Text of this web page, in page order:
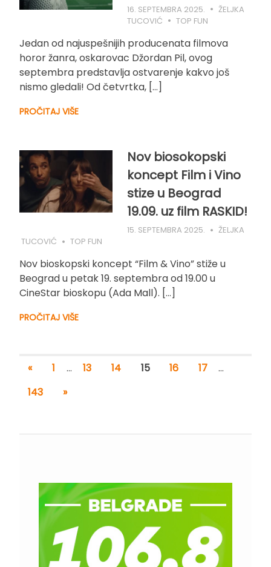
16. SEPTEMBRA 2025.
ŽELJKA
TUCOVIĆ
TOP FUN
Jedan od najuspešnijih producenata filmova
horor žanra, oskarovac Džordan Pil, ovog
septembra predstavlja ostvarenje kakvo još
nismo gledali! Od četvrtka, […]
PROČITAJ VIŠE
Nov biosokopski
koncept Film i Vino
stize u Beograd
19.09. uz film RASKID!
15. SEPTEMBRA 2025.
ŽELJKA
TUCOVIĆ
TOP FUN
Nov bioskopski koncept “Film & Vino” stiže u
Beograd u petak 19. septembra od 19.00 u
CineStar bioskopu (Ada Mall). […]
PROČITAJ VIŠE
« 1 … 13 14 15 16 17
…
143
»